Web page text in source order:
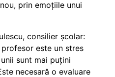
prin emoțiile unui
consilier școlar:
este un stres
sunt mai puțini
necesară o evaluare